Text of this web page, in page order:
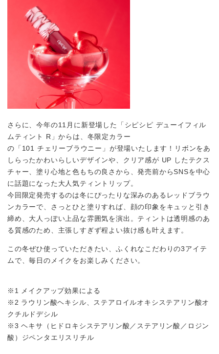
さらに、今年の11⽉に新登場した「シピシピ デューイフィル
ムティント R」からは、冬限定カラー
の「101 チェリーブラウニー」が登場いたします！リボンをあ
しらったかわいらしいデザインや、クリア感が UP したテクス
チャー、塗り⼼地と⾊もちの良さから、発売前からSNSを中⼼
に話題になった⼤⼈気ティントリップ。
今回限定発売するのは冬にぴったりな深みのあるレッドブラウ
ンカラーで、さっとひと塗りすれば、顔の印象をキュッと引き
締め、⼤⼈っぽい上品な雰囲気を演出。ティントは透明感のあ
る質感のため、主張しすぎず程よい抜け感も叶えます。
この冬ぜひ使っていただきたい、ふくれなこだわりの3アイテ
ムで、毎⽇のメイクをお楽しみください。
※1 メイクアップ効果による
※2 ラウリン酸ヘキシル、ステアロイルオキシステアリン酸オ
クチルドデシル
※3 ヘキサ（ヒドロキシステアリン酸／ステアリン酸／ロジン
酸）ジペンタエリスリチル